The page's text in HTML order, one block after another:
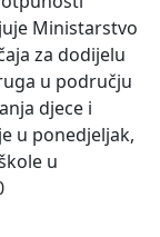
Ministarstvo
za dodijelu
u području
djece i
u ponedjeljak,
u